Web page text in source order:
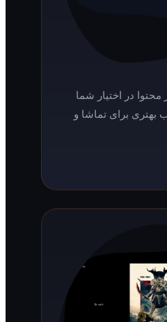
در اختیار شما
بهتری برای تماشا و